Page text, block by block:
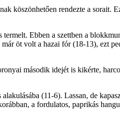
köszönhetően rendezte a sorait.
Ebben a szettben a
öt volt a hazai fór (18-13), ezt
második idejét is kikérte,
(11-6). Lassan, de
a fordulatos, paprikás